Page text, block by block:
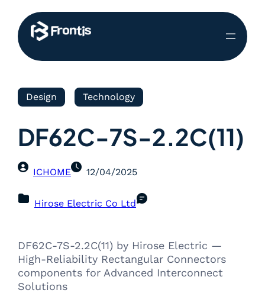
Design Technology
DF62C-7S-2.2C(11)
ICHOME 12/04/2025
Hirose Electric Co Ltd
DF62C-7S-2.2C(11) by Hirose Electric —
High-Reliability Rectangular Connectors
components for Advanced Interconnect
Solutions